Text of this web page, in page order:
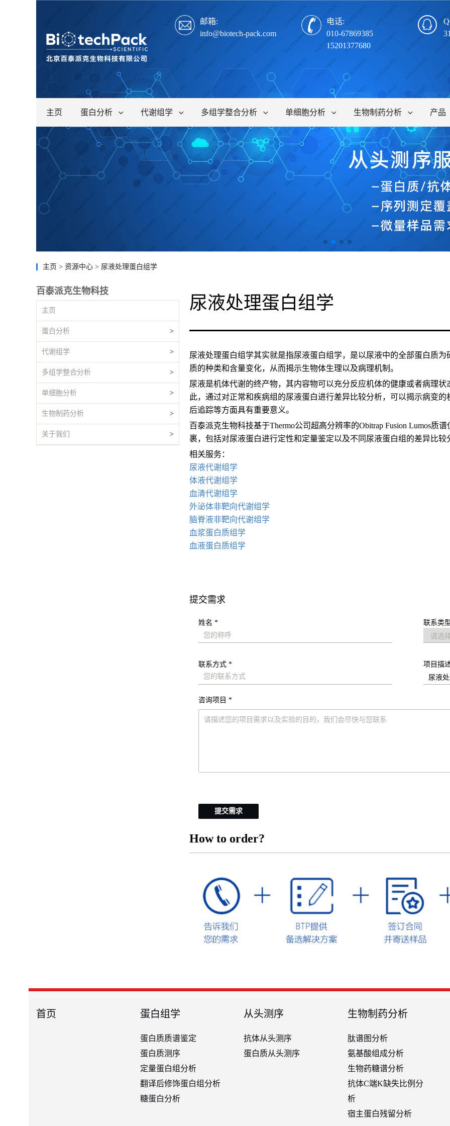
邮箱:
info@biotech-pack.com
电话:
010-67869385
15201377680
主页 蛋白分析 代谢组学 多组学整合分析 单细胞分析 生物制药分析 产品
主页 > 资源中心 > 尿液处理蛋白组学
百泰派克生物科技
主页
蛋白分析 >
代谢组学 >
多组学整合分析 >
单细胞分析 >
生物制药分析 >
关于我们 >
尿液处理蛋白组学
尿液处理蛋白组学其实就是指尿液蛋白组学，是以尿液中的全部蛋白质
质的种类和含量变化，从而揭示生物体生理以及病理机制。
尿液是机体代谢的终产物，其内容物可以充分反应机体的健康或者病理
此，通过对正常和疾病组的尿液蛋白进行差异比较分析，可以揭示病变
后追踪等方面具有重要意义。
百泰派克生物科技基于Thermo公司超高分辨率的Obitrap Fusion Lumos质
裹，包括对尿液蛋白进行定性和定量鉴定以及不同尿液蛋白组的差异比
相关服务：
尿液代谢组学
体液代谢组学
血清代谢组学
外泌体非靶向代谢组学
脑脊液非靶向代谢组学
血浆蛋白质组学
血液蛋白质组学
提交需求
姓名 * 联系类
联系方式 * 项目描
咨询项目 *
提交需求
How to order?
首页 蛋白组学
蛋白质质谱鉴定
蛋白质测序
定量蛋白组分析
翻译后修饰蛋白组分析
糖蛋白分析
从头测序
抗体从头测序
蛋白质从头测序
生物制药分析
肽谱图分析
氨基酸组成分析
生物药糖谱分析
抗体C端K缺失比例分
析
宿主蛋白残留分析